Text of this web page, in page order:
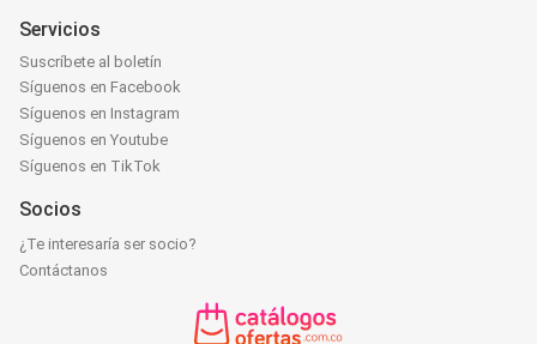
Servicios
Suscríbete al boletín
Síguenos en Facebook
Síguenos en Instagram
Síguenos en Youtube
Síguenos en TikTok
Socios
¿Te interesaría ser socio?
Contáctanos